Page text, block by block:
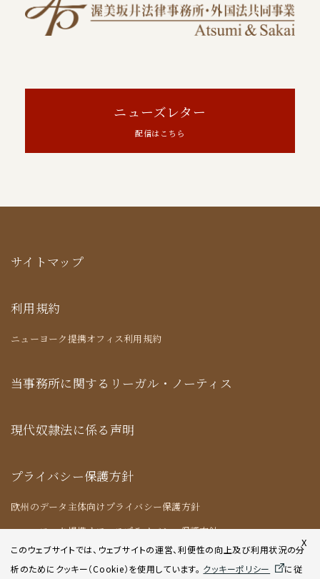
ニューズレター
配信はこちら
サイトマップ
利用規約
ニューヨーク提携オフィス利用規約
当事務所に関するリーガル・ノーティス
現代奴隷法に係る声明
プライバシー保護方針
欧州のデータ主体向けプライバシー保護方針
ニューヨーク提携オフィスプライバシー保護方針
クッキーポリシー
X
このウェブサイトでは、ウェブサイトの運営、利便性の向上及び利用状況の分
析のためにクッキー（Cookie）を使用しています。 クッキーポリシー に従